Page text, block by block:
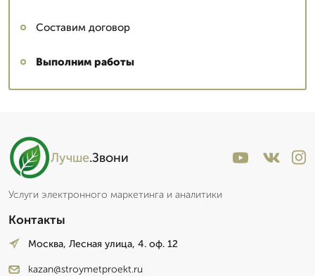
Составим договор
Выполним работы
Лучше.Звони
Услуги электронного маркетинга и аналитики
Контакты
Москва, Лесная улица, 4. оф. 12
kazan@stroymetproekt.ru